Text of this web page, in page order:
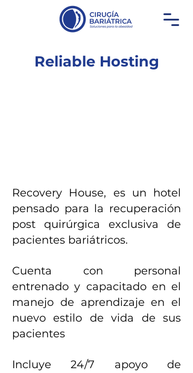
Reliable Hosting
Recovery House, es un hotel
pensado para la recuperación
post quirúrgica exclusiva de
pacientes bariátricos.
Cuenta con personal
entrenado y capacitado en el
manejo de aprendizaje en el
nuevo estilo de vida de sus
pacientes
Incluye 24/7 apoyo de